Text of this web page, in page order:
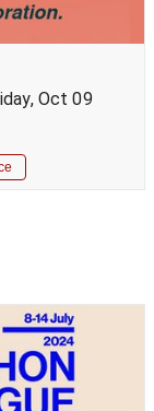
Oct 09